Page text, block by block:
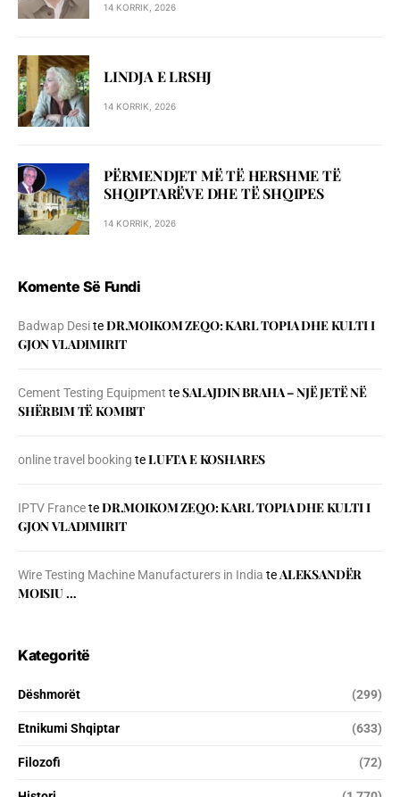
14 KORRIK, 2026
LINDJA E LRSHJ
14 KORRIK, 2026
PËRMENDJET MË TË HERSHME TË
SHQIPTARËVE DHE TË SHQIPES
14 KORRIK, 2026
Komente Së Fundi
Badwap DesiteDR.MOIKOM ZEQO: KARL TOPIA DHE KULTI I
GJON VLADIMIRIT
Cement Testing Equipment teSALAJDIN BRAHA – NJЁ JETЁ NЁ
SHЁRBIM TЁ KOMBIT
online travel booking teLUFTA E KOSHARES
IPTV FranceteDR.MOIKOM ZEQO: KARL TOPIA DHE KULTI I
GJON VLADIMIRIT
Wire Testing Machine Manufacturers in India teALEKSANDËR
MOISIU …
Kategoritë
Dëshmorët (299)
Etnikumi Shqiptar (633)
Filozofi (72)